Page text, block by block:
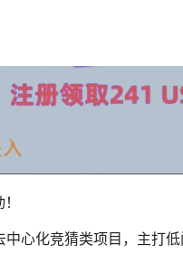
心化竞猜类项目，主打